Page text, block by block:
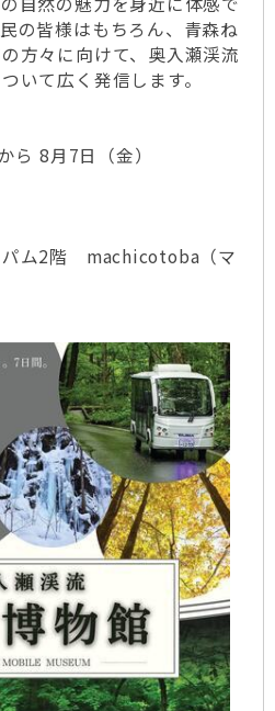
の皆様はもちろん、青森ね
方々に向けて、奥入瀬渓流
いて広く発信します。
ら 8月7日（金）
パム2階 machicotoba（マ